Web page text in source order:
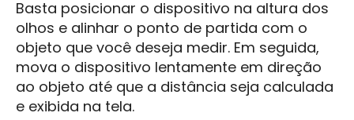
Basta posicionar o dispositivo na altura dos
olhos e alinhar o ponto de partida com o
objeto que você deseja medir. Em seguida,
mova o dispositivo lentamente em direção
ao objeto até que a distância seja calculada
e exibida na tela.